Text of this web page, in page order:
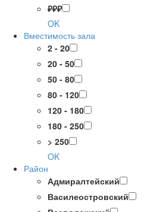
₽₽₽
OK
Вместимость зала
2 - 20
20 - 50
50 - 80
80 - 120
120 - 180
180 - 250
> 250
OK
Район
Адмиралтейский
Василеостровский